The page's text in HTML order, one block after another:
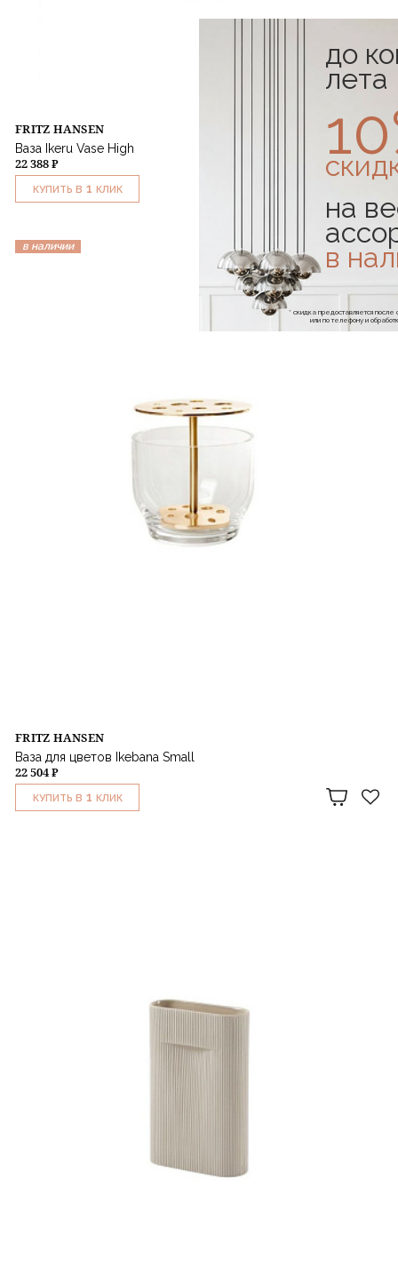
FRITZ HANSEN
Ваза Ikeru Vase High
22 388 ₽
КУПИТЬ В 1 КЛИК
в наличии
FRITZ HANSEN
Ваза для цветов Ikebana Small
22 504 ₽
КУПИТЬ В 1 КЛИК
до
лета
на
в
* скидка предоставляется
или по телефону и